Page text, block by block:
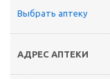
Выбрать аптеку